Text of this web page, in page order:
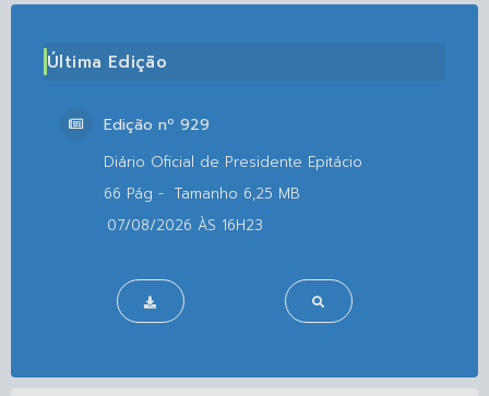
Última Edição
Edição nº 929
6,25 MB
66
07/08/2026
16H23